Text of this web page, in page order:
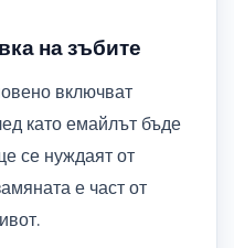
на зъбите
включват
като емайлът бъде
се нуждаят от
е част от